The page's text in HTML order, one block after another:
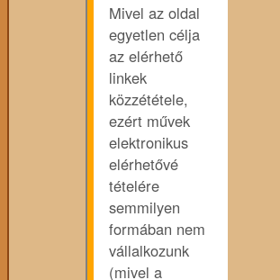
Mivel az oldal
egyetlen célja
az elérhető
linkek
közzététele,
ezért művek
elektronikus
elérhetővé
tételére
semmilyen
formában nem
vállalkozunk
(mivel a